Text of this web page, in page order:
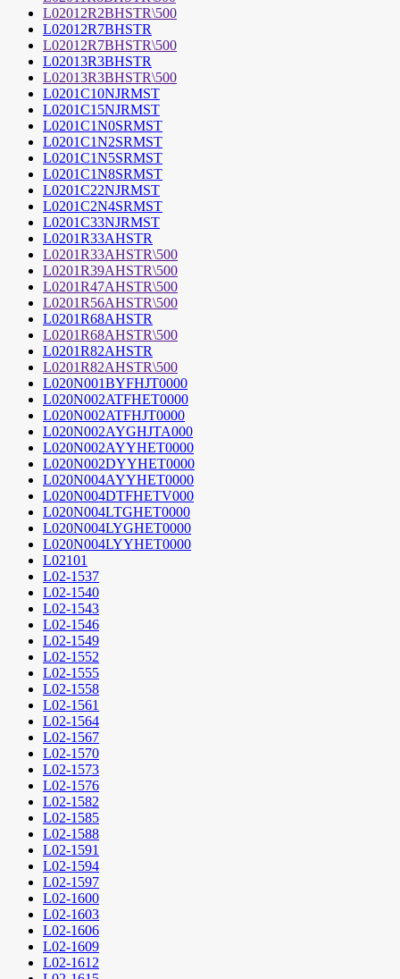
L02012R2BHSTR\500
L02012R7BHSTR
L02012R7BHSTR\500
L02013R3BHSTR
L02013R3BHSTR\500
L0201C10NJRMST
L0201C15NJRMST
L0201C1N0SRMST
L0201C1N2SRMST
L0201C1N5SRMST
L0201C1N8SRMST
L0201C22NJRMST
L0201C2N4SRMST
L0201C33NJRMST
L0201R33AHSTR
L0201R33AHSTR\500
L0201R39AHSTR\500
L0201R47AHSTR\500
L0201R56AHSTR\500
L0201R68AHSTR
L0201R68AHSTR\500
L0201R82AHSTR
L0201R82AHSTR\500
L020N001BYFHJT0000
L020N002ATFHET0000
L020N002ATFHJT0000
L020N002AYGHJTA000
L020N002AYYHET0000
L020N002DYYHET0000
L020N004AYYHET0000
L020N004DTFHETV000
L020N004LTGHET0000
L020N004LYGHET0000
L020N004LYYHET0000
L02101
L02-1537
L02-1540
L02-1543
L02-1546
L02-1549
L02-1552
L02-1555
L02-1558
L02-1561
L02-1564
L02-1567
L02-1570
L02-1573
L02-1576
L02-1582
L02-1585
L02-1588
L02-1591
L02-1594
L02-1597
L02-1600
L02-1603
L02-1606
L02-1609
L02-1612